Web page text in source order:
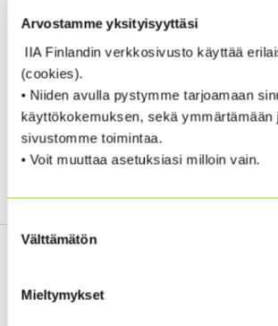
Arvostamme yksityisyyttäsi
IIA Finlandin verkkosivusto käyttää
(cookies).
• Niiden avulla pystymme tarjoamaan
käyttökokemuksen, sekä ymmärtämään
sivustomme toimintaa.
• Voit muuttaa asetuksiasi milloin vain.
Suostumuksen
valinta
Välttämätön
Mieltymykset
24-25 December 2020
31 December 2020
Early office
1 January 2021
Please continue to send inquiries to
Institute.Relations@theiia.org and we